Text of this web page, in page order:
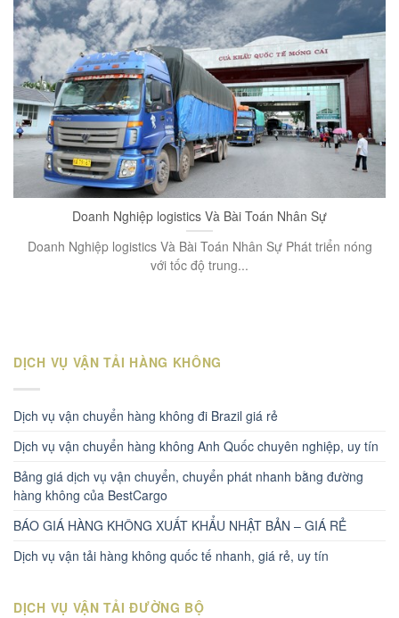
Doanh Nghiệp logistics Và Bài Toán Nhân Sự
Doanh Nghiệp logistics Và Bài Toán Nhân Sự Phát triển nóng
với tốc độ trung...
DỊCH VỤ VẬN TẢI HÀNG KHÔNG
Dịch vụ vận chuyển hàng không đi Brazil giá rẻ
Dịch vụ vận chuyển hàng không Anh Quốc chuyên nghiệp, uy tín
Bảng giá dịch vụ vận chuyển, chuyển phát nhanh bằng đường
hàng không của BestCargo
BÁO GIÁ HÀNG KHÔNG XUẤT KHẨU NHẬT BẢN – GIÁ RẺ
Dịch vụ vận tải hàng không quốc tế nhanh, giá rẻ, uy tín
DỊCH VỤ VẬN TẢI ĐƯỜNG BỘ